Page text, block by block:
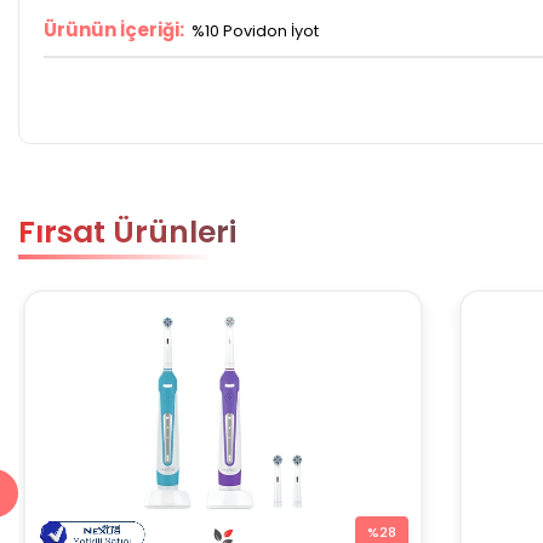
Ürünün İçeriği: %10 Povidon İyot
Fırsat Ürünleri
%28